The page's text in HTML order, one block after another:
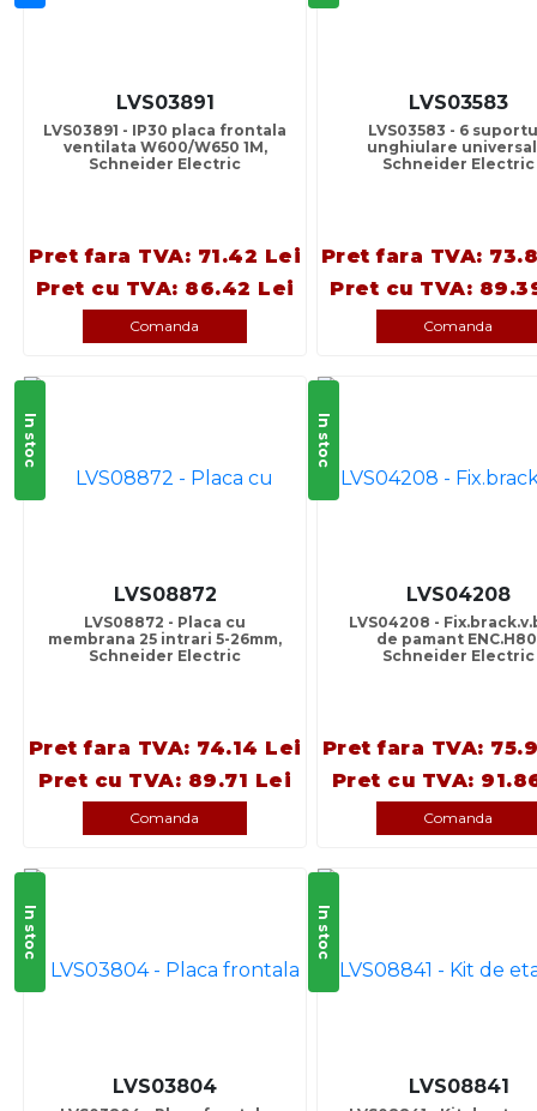
LVS03891
LVS03891 - IP30 placa frontala
ventilata W600/W650 1M,
Schneider Electric
Pret fara TVA: 71.42 Lei
Pret cu TVA: 86.42 Lei
Comanda
LVS03583
LVS03583 - 6
unghiulare
Schneider Electric
Pret fara TVA:
Pret cu TVA:
Comanda
In stoc
LVS08872
LVS08872 - Placa cu
membrana 25 intrari 5-26mm,
Schneider Electric
Pret fara TVA: 74.14 Lei
Pret cu TVA: 89.71 Lei
Comanda
In stoc
LVS04208
LVS04208 -
de pamant
Schneider Electric
Pret fara TVA:
Pret cu TVA:
Comanda
In stoc
LVS03804
In stoc
LVS08841